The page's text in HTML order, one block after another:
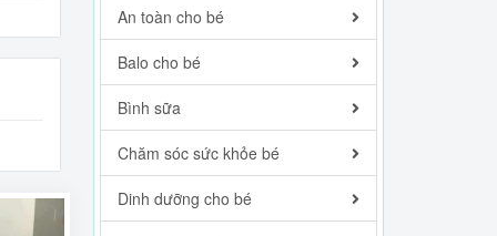
An toàn cho bé
Balo cho bé
Bình sữa
Chăm sóc sức khỏe bé
Dinh dưỡng cho bé